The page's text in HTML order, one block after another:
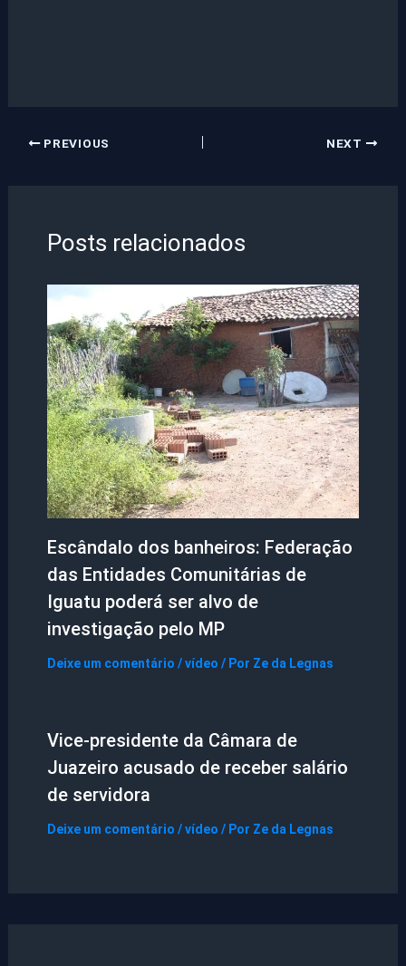
PREVIOUS NEXT
Posts relacionados
Escândalo dos banheiros: Federação
das Entidades Comunitárias de
Iguatu poderá ser alvo de
investigação pelo MP
Deixe um comentário /vídeo / Por Ze da Legnas
Vice-presidente da Câmara de
Juazeiro acusado de receber salário
de servidora
Deixe um comentário /vídeo / Por Ze da Legnas